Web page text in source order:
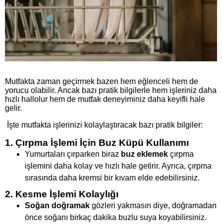
Mutfakta zaman geçirmek bazen hem eğlenceli hem de
yorucu olabilir. Ancak bazı pratik bilgilerle hem işleriniz daha
hızlı hallolur hem de mutfak deneyiminiz daha keyifli hale
gelir.
İşte mutfakta işlerinizi kolaylaştıracak bazı pratik bilgiler:
1. Çırpma İşlemi İçin Buz Küpü Kullanımı
Yumurtaları çırparken biraz buz eklemek çırpma
işlemini daha kolay ve hızlı hale getirir. Ayrıca, çırpma
sırasında daha kremsi bir kıvam elde edebilirsiniz.
2. Kesme İşlemi Kolaylığı
Soğan doğramak gözleri yakmasın diye, doğramadan
önce soğanı birkaç dakika buzlu suya koyabilirsiniz.